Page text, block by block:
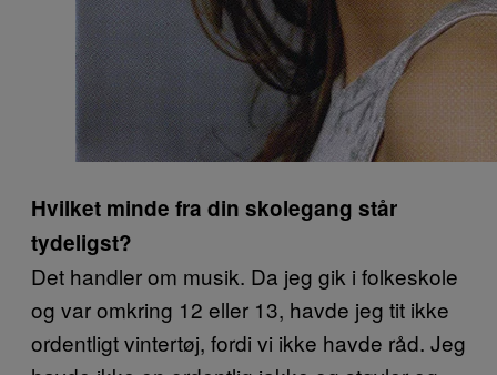
Hvilket minde fra din skolegang står
tydeligst?
Det handler om musik. Da jeg gik i folkeskole
og var omkring 12 eller 13, havde jeg tit ikke
ordentligt vintertøj, fordi vi ikke havde råd. Jeg